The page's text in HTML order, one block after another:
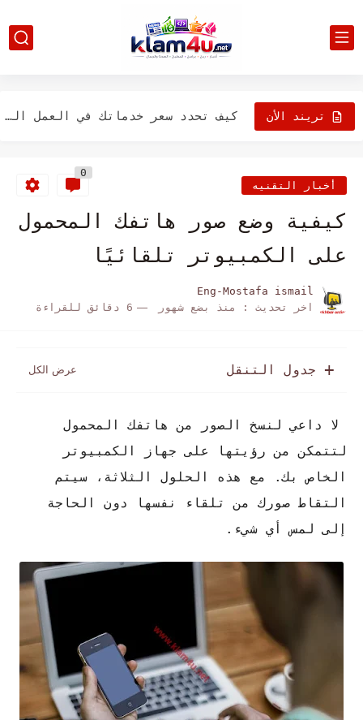
تريند الأن
كيف تقنع العميل يشتغل معاك وتقفل الصفقة بنجاح (دليل إقناع...
كيف تحدد سعر خدماتك في العمل الحر وتكسب أكثر (دليل...
أخبار التقنيه
0
كيفية وضع صور هاتفك المحمول
على الكمبيوتر تلقائيًا
Eng-Mostafa ismail
اخر تحديث :
منذ بضع شهور 6 دقائق للقراءة
جدول التنقل
لا داعي لنسخ الصور من هاتفك المحمول
لتتمكن من رؤيتها على جهاز الكمبيوتر
الخاص بك. مع هذه الحلول الثلاثة، سيتم
التقاط صورك من تلقاء نفسها دون الحاجة
إلى لمس أي شيء.